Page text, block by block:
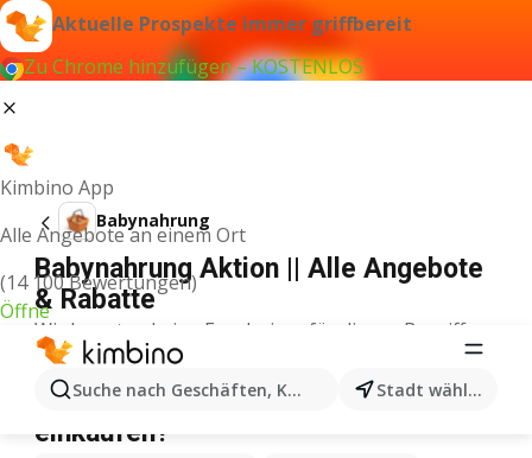
Aktuelle Prospekte immer griffbereit
Zu Chrome hinzufügen – KOSTENLOS
Kimbino App
Alle Angebote an einem Ort
(14 100 Bewertungen)
Öffne
Suche nach Geschäften, Kategorien, Produkten...
Stadt wählen
Babynahrung
Babynahrung Aktion || Alle Angebote
& Rabatte
Wir konnten keine Ergebnisse für diesen Begriff
finden.
Babynahrung im Angebot – Wo
einkaufen?